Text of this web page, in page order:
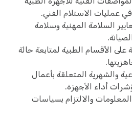
عمليات الاستلام الفني.
السلامة المهنية وسلامة
على الأقسام الطبية لمتابعة حالة
والشهرية المتعلقة بأعمال
أداء الأجهزة.
والالتزام بسياسات